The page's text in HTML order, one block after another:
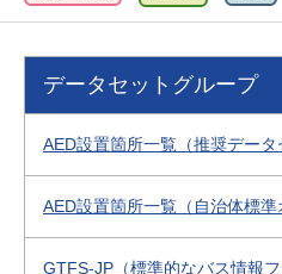
データセットグループ
AED設置箇所一覧（推奨データ
AED設置箇所一覧（自治体標準
GTFS-JP（標準的なバス情報フ